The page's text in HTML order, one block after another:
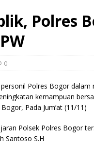
Polres
0
Polres Bogor dalam
kemampuan
Pada Jum’at (11/11)
Polsek Polres Bogor
Santoso S.H